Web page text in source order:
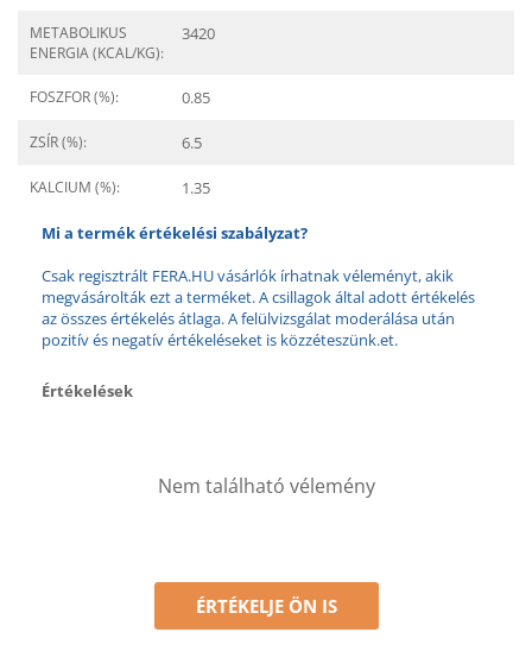
METABOLIKUS
ENERGIA (KCAL/KG):
3420
FOSZFOR (%): 0.85
ZSÍR (%): 6.5
KALCIUM (%): 1.35
Mi a termék értékelési szabályzat?
Csak regisztrált FERA.HU vásárlók írhatnak véleményt, akik
megvásárolták ezt a terméket. A csillagok által adott értékelés
az összes értékelés átlaga. A felülvizsgálat moderálása után
pozitív és negatív értékeléseket is közzéteszünk.et.
Értékelések
Nem található vélemény
ÉRTÉKELJE ÖN IS